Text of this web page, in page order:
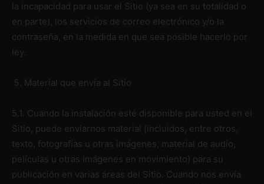
la incapacidad para usar el Sitio (ya sea en su totalidad o
en parte), los servicios de correo electrónico y/o la
contraseña, en la medida en que sea posible hacerlo por
ley.
Material que envía al Sitio
5.1. Cuando la instalación esté disponible para usted en el
Sitio, puede enviarnos material (incluidos, entre otros,
texto, fotografías u otras imágenes, material de audio,
películas u otras imágenes en movimiento) para su
publicación en varias áreas del Sitio. Cuando nos envía